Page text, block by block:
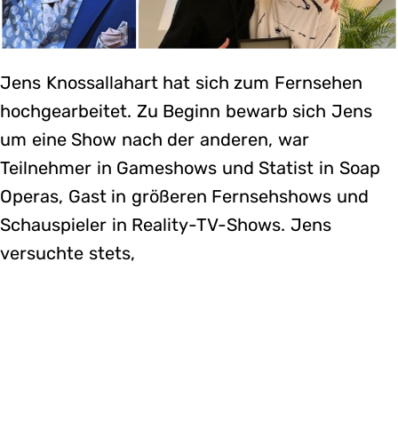
Jens Knossallahart hat sich zum Fernsehen
hochgearbeitet. Zu Beginn bewarb sich Jens
um eine Show nach der anderen, war
Teilnehmer in Gameshows und Statist in Soap
Operas, Gast in größeren Fernsehshows und
Schauspieler in Reality-TV-Shows. Jens
versuchte stets,